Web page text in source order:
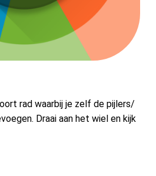
rad waarbij je zelf de pijlers/
Draai aan het wiel en kijk